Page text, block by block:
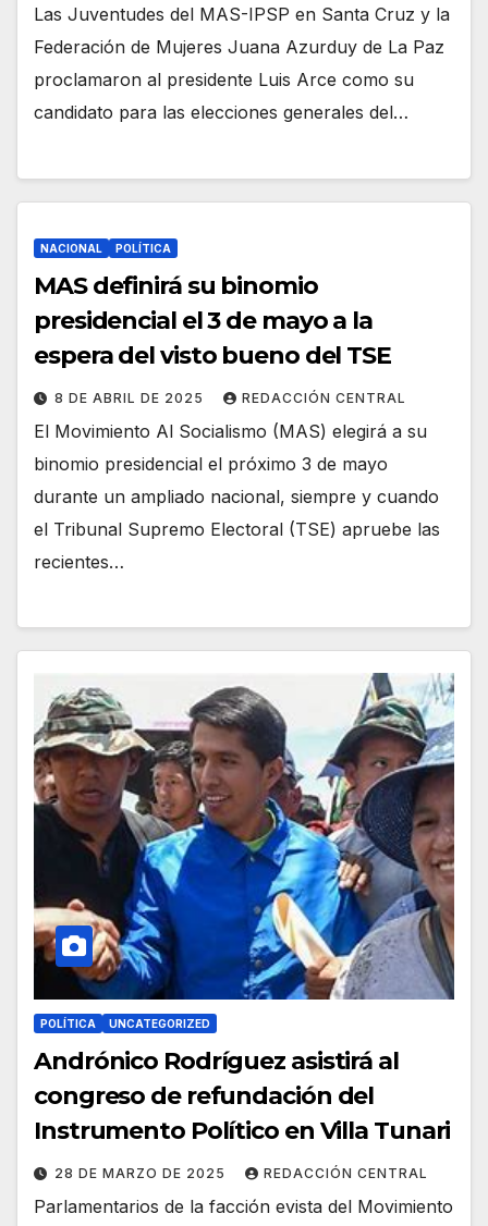
Las Juventudes del MAS-IPSP en Santa Cruz y la
Federación de Mujeres Juana Azurduy de La Paz
proclamaron al presidente Luis Arce como su
candidato para las elecciones generales del…
NACIONAL POLÍTICA
MAS definirá su binomio
presidencial el 3 de mayo a la
espera del visto bueno del TSE
8 DE ABRIL DE 2025 REDACCIÓN CENTRAL
El Movimiento Al Socialismo (MAS) elegirá a su
binomio presidencial el próximo 3 de mayo
durante un ampliado nacional, siempre y cuando
el Tribunal Supremo Electoral (TSE) apruebe las
recientes…
POLÍTICA UNCATEGORIZED
Andrónico Rodríguez asistirá al
congreso de refundación del
Instrumento Político en Villa Tunari
28 DE MARZO DE 2025 REDACCIÓN CENTRAL
Parlamentarios de la facción evista del Movimiento